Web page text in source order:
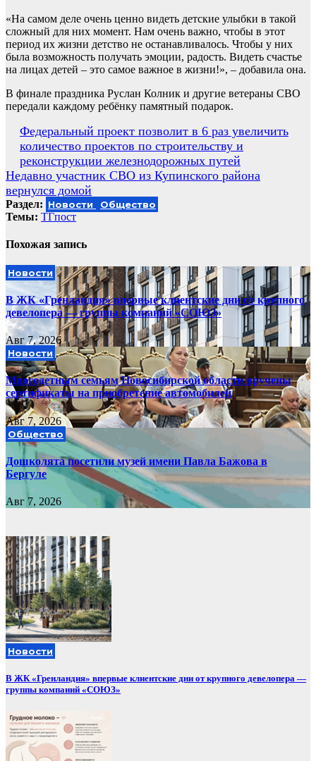
«На самом деле очень ценно видеть детские улыбки в такой
сложный для них момент. Нам очень важно, чтобы в этот
период их жизни детство не останавливалось. Чтобы у них
была возможность получать эмоции, радость. Видеть счастье
на лицах детей – это самое важное в жизни!», – добавила она.
В финале праздника Руслан Колник и другие ветераны СВО
передали каждому ребёнку памятный подарок.
Навигация
по
записям
Федеральный проект позволит в 6 раз увеличить
количество проектов по строительству и
реконструкции железнодорожных путей
Недавно участник СВО из Купинского района
вернулся домой
Раздел: Новости Общество
Темы: ТГпост
Похожая запись
Новости
В ЖК «Гренландия» впервые клиентские дни от крупного
девелопера — группы компаний «СОЮЗ»
Авг 7, 2026
Новости
Многодетным семьям Новосибирской области вручены
сертификаты на приобретение автомобилей
Авг 7, 2026
Общество
Дошколята посетили музей имени Павла Бажова в
Бергуле
Авг 7, 2026
Новости
В ЖК «Гренландия» впервые клиентские дни от крупного девелопера —
группы компаний «СОЮЗ»